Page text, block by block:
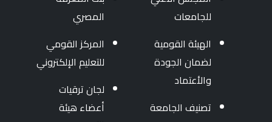
للجامعات
الهيئة القومية
لضمان الجودة
والأعتماد
تصنيف الجامعة
المصري
المركز القومي
للتعليم الإلكتروني
لجان ترقيات
أعضاء هيئة